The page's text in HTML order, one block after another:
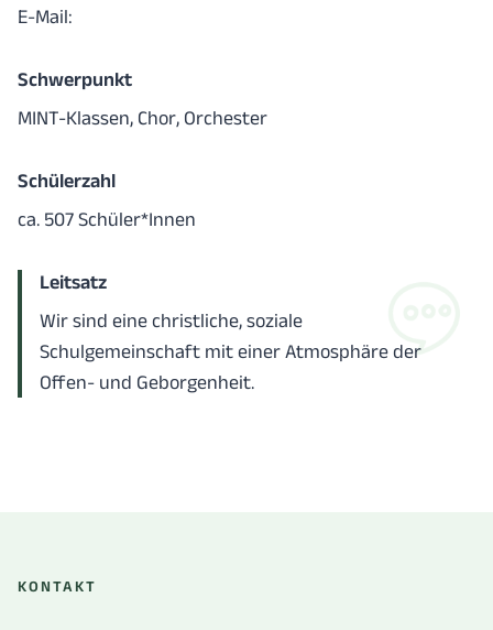
E-Mail:
Schwerpunkt
MINT-Klassen, Chor, Orchester
Schülerzahl
ca. 507 Schüler*Innen
Leitsatz
Wir sind eine christliche, soziale
Schulgemeinschaft mit einer Atmosphäre der
Offen- und Geborgenheit.
KONTAKT